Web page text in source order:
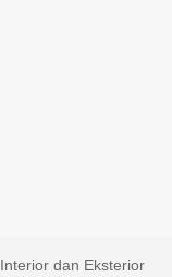
Interior dan Eksterior